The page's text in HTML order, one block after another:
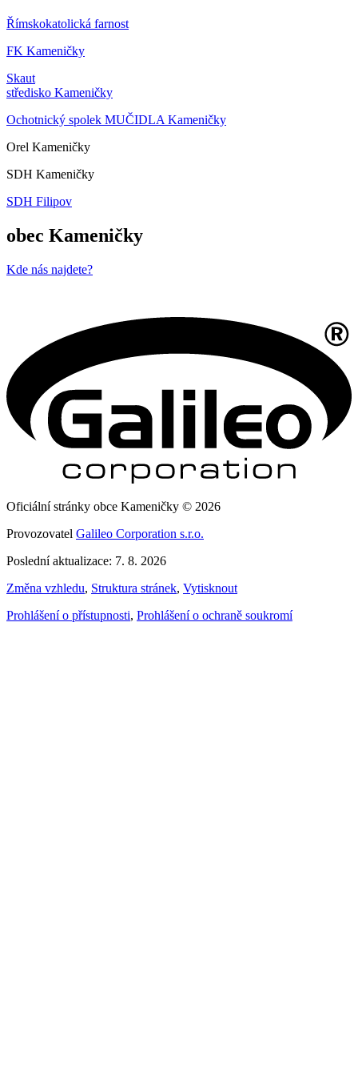
Římskokatolická farnost
FK Kameničky
Skaut
středisko Kameničky
Ochotnický spolek MUČIDLA Kameničky
Orel Kameničky
SDH Kameničky
SDH Filipov
obec Kameničky
Kde nás najdete?
Oficiální stránky obce Kameničky © 2026
Provozovatel Galileo Corporation s.r.o.
Poslední aktualizace: 7. 8. 2026
Změna vzhledu, Struktura stránek, Vytisknout
Prohlášení o přístupnosti, Prohlášení o ochraně soukromí